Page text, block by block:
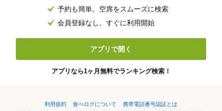
予約も簡単。空席をスムーズに検索
会員登録なし。すぐに利用開始
アプリで開く
アプリなら1ヶ月無料でランキング検索！
利用規約 食べログについて
携帯電話番号認証とは